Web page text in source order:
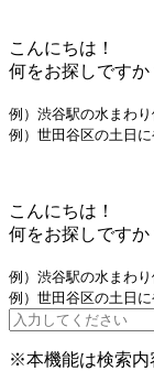
こんにちは！
何をお探しですか
例）渋谷駅の水まわ
例）世田谷区の土日
こんにちは！
何をお探しですか
例）渋谷駅の水まわ
例）世田谷区の土日
※本機能は検索内